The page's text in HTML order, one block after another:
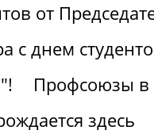
от
с днем
Профсоюзы в
здесь